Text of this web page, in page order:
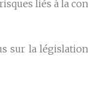
liés à la
sur la